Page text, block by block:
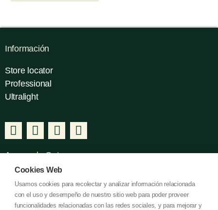
Información
Store locator
Professional
Ultralight
Acerca de Gatusos
Contact
I+D+I
Cookies Web
Usamos cookies para recolectar y analizar información relacionada
con el uso y desempeño de nuestro sitio web para poder proveer
funcionalidades relacionadas con las redes sociales, y para mejorar y